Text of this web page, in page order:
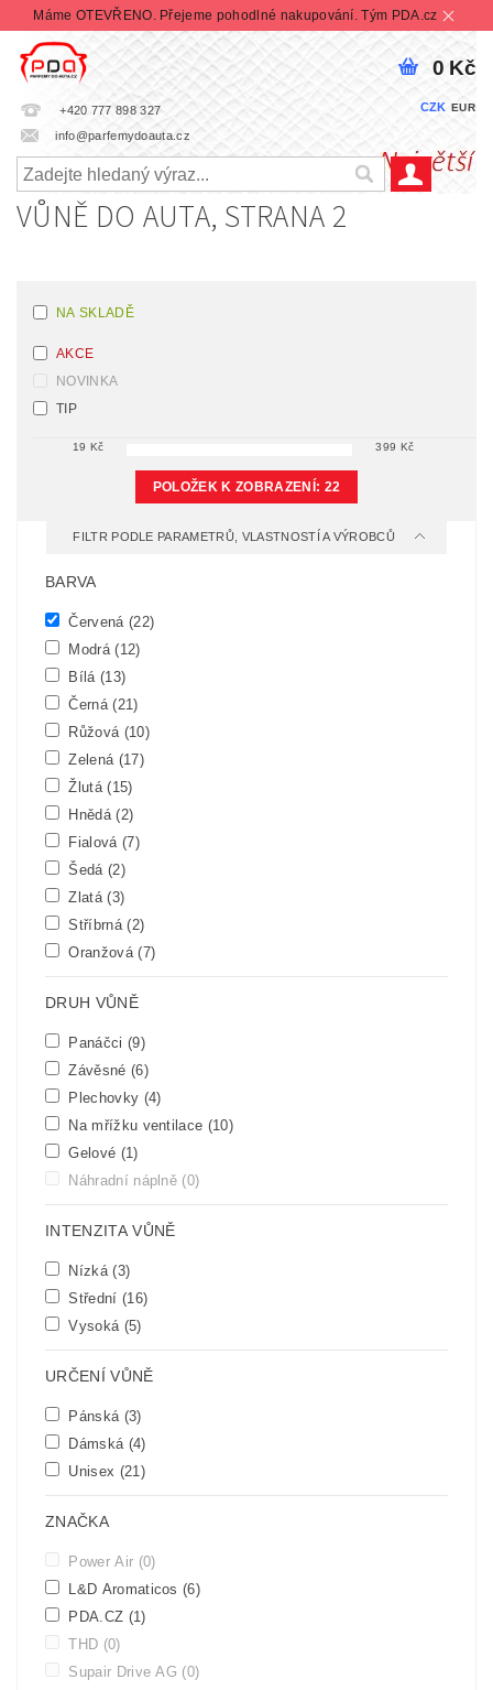
Máme OTEVŘENO. Přejeme pohodlné nakupování. Tým PDA.cz
+420 777 898 327
info@parfemydoauta.cz
CZK EUR
0 Kč
VŮNĚ DO AUTA, STRANA 2
NA SKLADĚ
AKCE
NOVINKA
TIP
19 Kč 399 Kč
POLOŽEK K ZOBRAZENÍ: 22
FILTR PODLE PARAMETRŮ, VLASTNOSTÍ A VÝROBCŮ
BARVA
Červená (22)
Modrá(12)
Bílá (13)
Černá(21)
Růžová (10)
Zelená (17)
Žlutá(15)
Hnědá(2)
Fialová (7)
Šedá (2)
Zlatá(3)
Stříbrná(2)
Oranžová(7)
DRUH VŮNĚ
Panáčci (9)
Závěsné (6)
Plechovky (4)
Na mřížku ventilace (10)
Gelové (1)
Náhradní náplně (0)
INTENZITA VŮNĚ
Nízká(3)
Střední (16)
Vysoká (5)
URČENÍ VŮNĚ
Pánská (3)
Dámská (4)
Unisex (21)
ZNAČKA
Power Air (0)
L&D Aromaticos(6)
PDA.CZ (1)
THD (0)
Supair Drive AG (0)